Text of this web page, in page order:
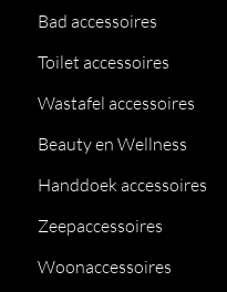
Bad accessoires
Toilet accessoires
Wastafel accessoires
Beauty en Wellness
Handdoek accessoires
Zeepaccessoires
Woonaccessoires